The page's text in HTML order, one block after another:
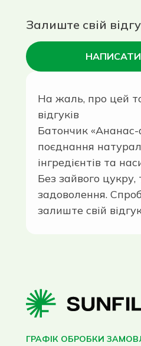
Залиште свій
НАПИСАТИ
На жаль, про цей
відгуків
Батончик
поєднання
інгредієнтів та
Без зайвого цукру,
задоволення.
залиште свій
ГРАФІК ОБРОБКИ